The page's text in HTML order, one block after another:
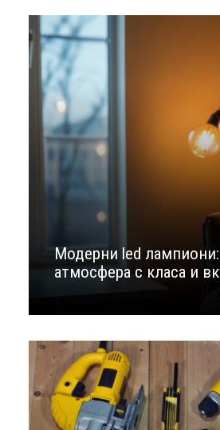
Модерни led
атмосфера с класа и